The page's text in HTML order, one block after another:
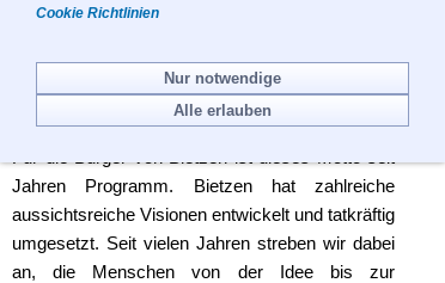
Navigation einblenden
Willkommen
Unser Dorf hat Zukunft!
Jahren Programm. Bietzen hat zahlreiche
aussichtsreiche Visionen entwickelt und tatkräftig
umgesetzt. Seit vielen Jahren streben wir dabei
an, die Menschen von der Idee bis zur
Cookie Richtlinien
Nur notwendige
Alle erlauben